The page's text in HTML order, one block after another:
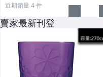
近期銷量 4 件
賣家最新刊登